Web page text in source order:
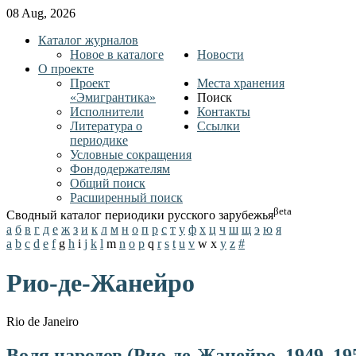
08 Aug, 2026
Каталог журналов
Новое в каталоге
Новости
О проекте
Проект
«Эмигрантика»
Исполнители
Литература о
периодике
Условные сокращения
Фондодержателям
Места хранения
Поиск
Общий поиск
Расширенный поиск
Контакты
Ссылки
Сводный каталог периодики русского зарубежьяβeta
а б в г д е ж з и к л м н о п р с т у ф х ц ч ш щ э ю я
a b c d e f g h i j k l m n o p q r s t u v w x y z #
Рио-де-Жанейро
Rio de Janeiro